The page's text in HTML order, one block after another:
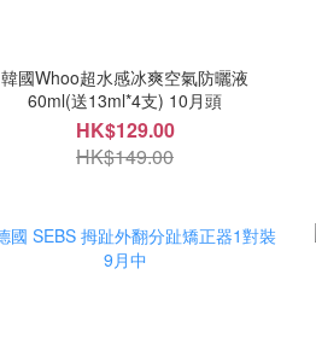
韓國Whoo超水感冰爽空氣防曬液
60ml(送13ml*4支) 10月頭
HK$129.00
HK$149.00